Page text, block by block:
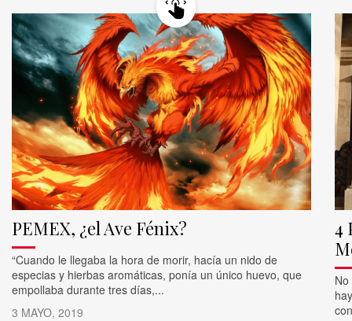
PEMEX, ¿el Ave Fénix?
“Cuando le llegaba la hora de morir, hacía un nido de
especias y hierbas aromáticas, ponía un único huevo, que
empollaba durante tres días,...
3 MAYO, 2019
4